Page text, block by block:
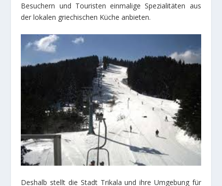
Besuchern und Touristen einmalige Spezialitäten aus
der lokalen griechischen Küche anbieten.
Deshalb stellt die Stadt Trikala und ihre Umgebung für